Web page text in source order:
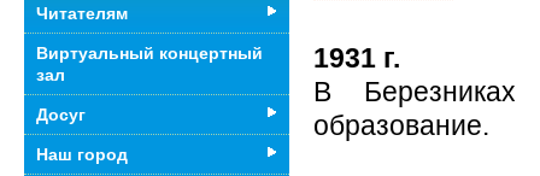
1931 г.
В Березниках
образование.
Читателям
Виртуальный концертный
зал
Досуг
Наш город